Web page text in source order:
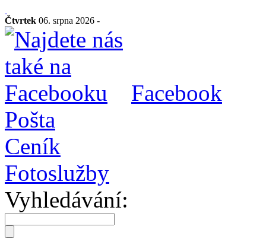
Čtvrtek 06. srpna 2026 -
Facebook
Pošta
Ceník
Fotoslužby
Vyhledávání: